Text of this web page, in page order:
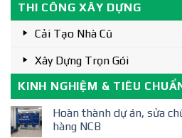
THI CÔNG XÂY DỰNG
Cải Tạo Nhà Cũ
Xây Dựng Trọn Gói
KINH NGHIỆM & TIÊU
Hoàn thành dự án, sửa
hàng NCB